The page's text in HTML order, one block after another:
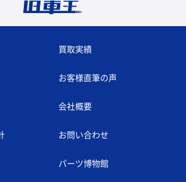
買取実績
お客様直筆の声
会社概要
お問い合わせ
パーツ博物館